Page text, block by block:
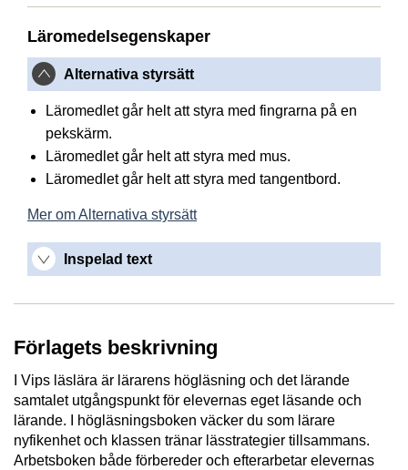
Läromedelsegenskaper
Alternativa styrsätt
Läromedlet går helt att styra med fingrarna på en
pekskärm.
Läromedlet går helt att styra med mus.
Läromedlet går helt att styra med tangentbord.
Mer om Alternativa styrsätt
Inspelad text
Förlagets beskrivning
I Vips läslära är lärarens högläsning och det lärande
samtalet utgångspunkt för elevernas eget läsande och
lärande. I högläsningsboken väcker du som lärare
nyfikenhet och klassen tränar lässtrategier tillsammans.
Arbetsboken både förbereder och efterarbetar elevernas